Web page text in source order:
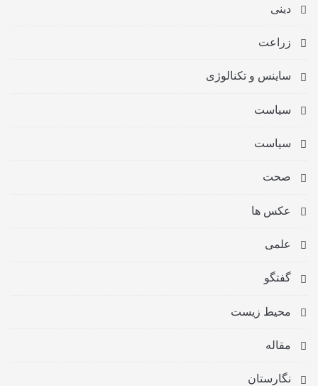
دینی
زراعت
ساینس و تکنالوژی
سیاست
سیاست
صحت
عکس ها
علمی
گفتگو
محیط زیست
مقاله
نگارستان